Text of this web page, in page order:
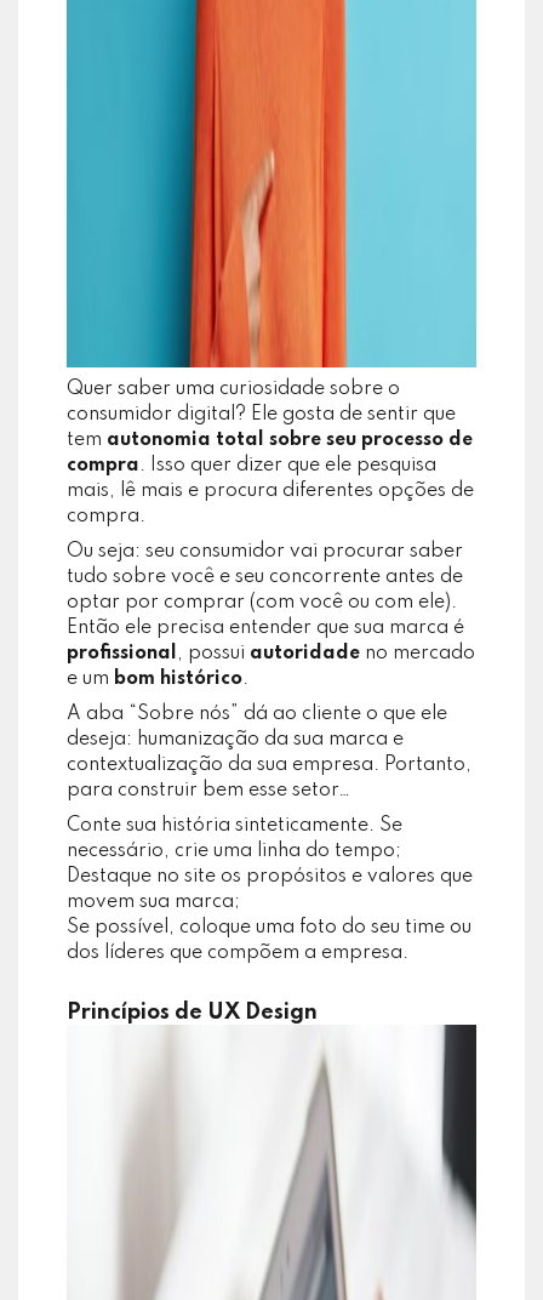
Quer saber uma curiosidade sobre o
consumidor digital? Ele gosta de sentir que
tem autonomia total sobre seu processo de
compra. Isso quer dizer que ele pesquisa
mais, lê mais e procura diferentes opções de
compra.
Ou seja: seu consumidor vai procurar saber
tudo sobre você e seu concorrente antes de
optar por comprar (com você ou com ele).
Então ele precisa entender que sua marca é
profissional , possui autoridade no mercado
e um bom histórico.
A aba “Sobre nós” dá ao cliente o que ele
deseja: humanização da sua marca e
contextualização da sua empresa. Portanto,
para construir bem esse setor…
Conte sua história sinteticamente. Se
necessário, crie uma linha do tempo;
Destaque no site os propósitos e valores que
movem sua marca;
Se possível, coloque uma foto do seu time ou
dos líderes que compõem a empresa.
Princípios de UX Design